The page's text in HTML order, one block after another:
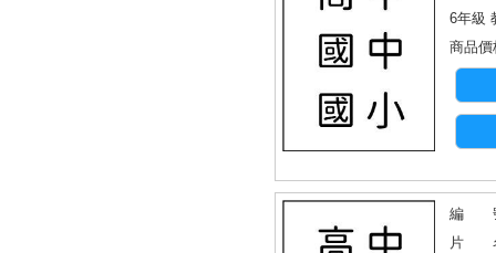
6年級
商品價
編 號
片 名